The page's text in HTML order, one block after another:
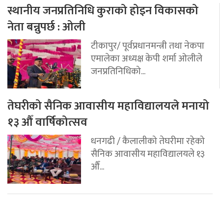
स्थानीय जनप्रतिनिधि कुराको होइन विकासको
नेता बन्नुपर्छ : ओली
टीकापुर/ पूर्वप्रधानमन्त्री तथा नेकपा
एमालेका अध्यक्ष केपी शर्मा ओलीले
जनप्रतिनिधिको...
तेघरीको सैनिक आवासीय महाविद्यालयले मनायो
१३ औँ वार्षिकोत्सव
धनगढी / कैलालीको तेघरीमा रहेको
सैनिक आवासीय महाविद्यालयले १३
औँ...